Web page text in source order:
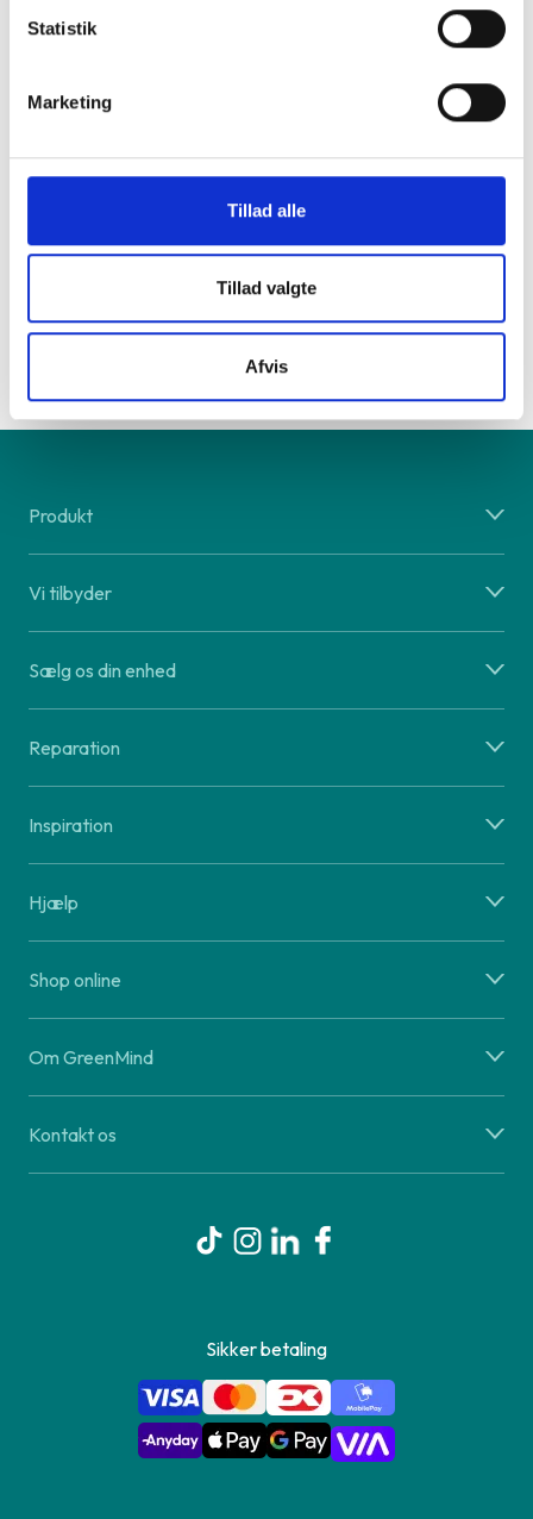
Statistik
Marketing
Tillad alle
Tillad valgte
Afvis
mange butikker i
hele Danmark
Find din lokale forretningher
Produkt
Vi tilbyder
Sælg os din enhed
Reparation
Inspiration
Hjælp
Shop online
Om GreenMind
Kontakt os
Sikker betaling